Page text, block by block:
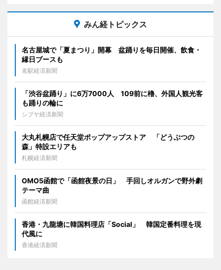
みん経トピックス
名古屋城で「夏まつり」開幕 盆踊りを毎日開催、飲食・
縁日ブースも
名駅経済新聞
「渋谷盆踊り」に6万7000人 109前に櫓、外国人観光客
も踊りの輪に
シブヤ経済新聞
大丸札幌店で任天堂ポップアップストア 「どうぶつの
森」特設エリアも
札幌経済新聞
OMO5函館で「函館夜景の日」 手回しオルガンで野外劇
テーマ曲
函館経済新聞
香港・九龍塘に韓国料理店「Social」 韓国定番料理を現
代風に
香港経済新聞